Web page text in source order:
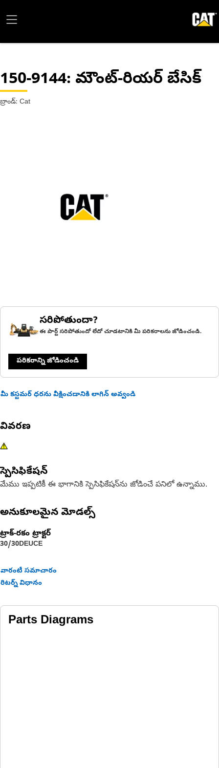
150-9144: మౌంట్-రియర్ బేసిక్
బ్రాండ్: Cat
సరిపోతుందా?
ఈ పార్ట్ సరిపోతుందో లేదో చూడటానికి మీ పరికరాలను జోడించండి.
పరికరాన్ని జోడించండి
మీ కస్టమర్ ధరను వీక్షించడానికి లాగిన్ అవ్వండి
వివరణ
స్పెసిఫికేషన్
మేము ఇప్పటికీ ఈ భాగానికి స్పెసిఫికేషన్‌ను జోడించే పనిలో ఉన్నాము.
అనుకూలమైన మోడల్స్
ట్రాక్-రకం ట్రాక్టర్‌
30/30DEUCE
వారంటీ సమాచారం
రిటర్న్ విధానం
Parts Diagrams